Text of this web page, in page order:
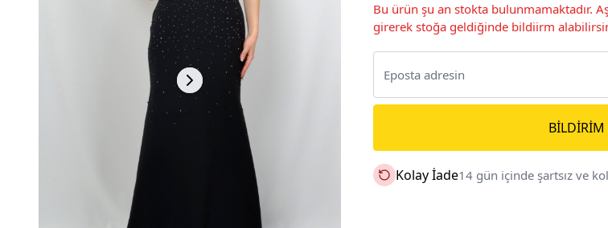
Bu ürün şu an stokta bulunmamaktadır.
girerek stoğa geldiğinde bildiirm
BILDIRIM
Kolay İade14 gün içinde şartsız ve